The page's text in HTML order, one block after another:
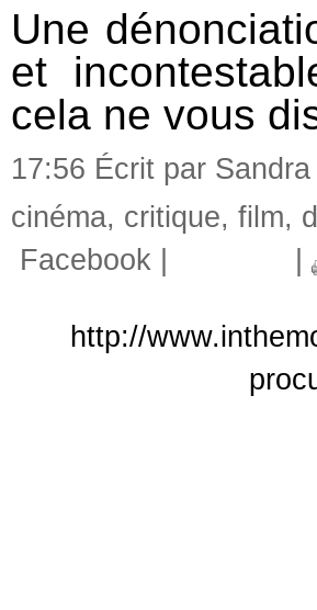
Une
et
cela ne vous
17:56 Écrit par Sandra
cinéma, critique, film,
Facebook
http://